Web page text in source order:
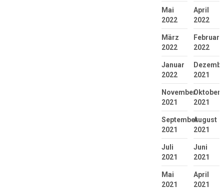
Mai
2022
April
2022
März
2022
Februar
2022
Januar
2022
2021
November
2021
Oktober
2021
September
2021
August
2021
Juli
2021
Juni
2021
Mai
2021
April
2021